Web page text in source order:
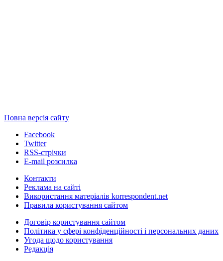
Повна версія сайту
Facebook
Twitter
RSS-стрічки
E-mail розсилка
Контакти
Реклама на сайті
Використання матеріалів korrespondent.net
Правила користування сайтом
Договір користування сайтом
Політика у сфері конфіденційності і персональних даних
Угода щодо користування
Редакція